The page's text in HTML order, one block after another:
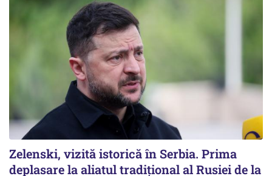
Zelenski, vizită istorică în Serbia. Prima
deplasare la aliatul tradițional al Rusiei de la